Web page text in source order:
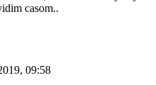
casom..
09:58